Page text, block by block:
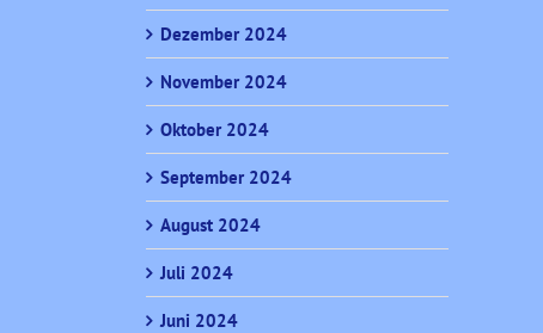
Dezember 2024
November 2024
Oktober 2024
September 2024
August 2024
Juli 2024
Juni 2024